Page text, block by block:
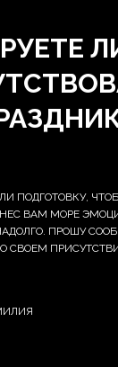
ПОДГОТОВКУ,
ВАМ МОРЕ
ПРОШУ
СВОЕМ